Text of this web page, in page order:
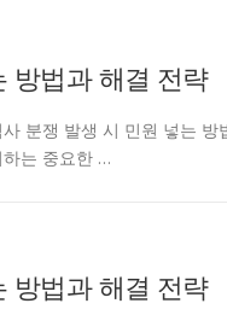
방법과 해결 전략
분쟁 발생 시 민원 넣는
하는 중요한 …
방법과 해결 전략